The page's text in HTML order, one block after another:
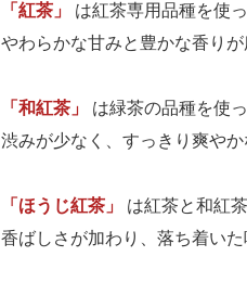
「紅茶」
は紅茶専用品種を使
やわらかな甘みと豊かな香り
「和紅茶」
は緑茶の品種を使
渋みが少なく、すっきり爽や
「ほうじ紅茶」
は紅茶と和紅
香ばしさが加わり、落ち着いた